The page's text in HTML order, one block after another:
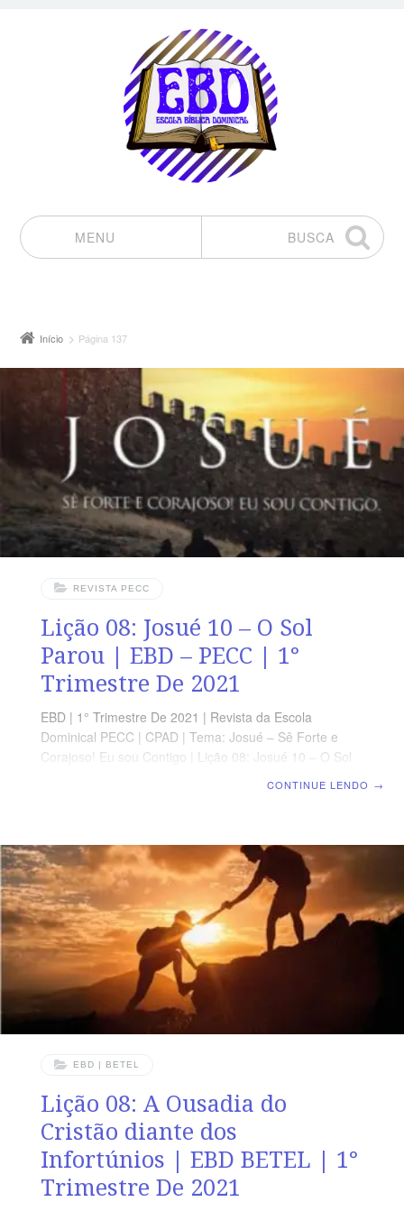
MENU
BUSCA
Início Página 137
REVISTA PECC
Lição 08: Josué 10 – O Sol
Parou | EBD – PECC | 1°
Trimestre De 2021
EBD | 1° Trimestre De 2021 | Revista da Escola
Dominical PECC | CPAD | Tema: Josué – Sê Forte e
Corajoso! Eu sou Contigo | Lição 08: Josué 10 – O Sol
PROFESSOR Afora o suplemento do professor, todo o
conteúdo de cada lição é igual para alunos e mestres,
inclusive o número da página. ORIENTAÇÃO
PEDAGÓGICA Em Josué 10 há
CONTINUE LENDO →
EBD | BETEL
Lição 08: A Ousadia do
Cristão diante dos
Infortúnios | EBD BETEL | 1°
Trimestre De 2021